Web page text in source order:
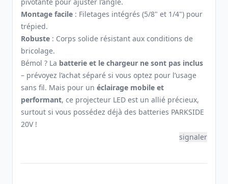
Montage facile : Filetages intégrés (5/8" et 1/4") pour
trépied.
Robuste : Corps solide résistant aux conditions de
bricolage.
Bémol ? La batterie et le chargeur ne sont pas inclus
– prévoyez l’achat séparé si vous optez pour l’usage
sans fil. Mais pour un éclairage mobile et
performant, ce projecteur LED est un allié précieux,
surtout si vous possédez déjà des batteries PARKSIDE
20V !
signaler